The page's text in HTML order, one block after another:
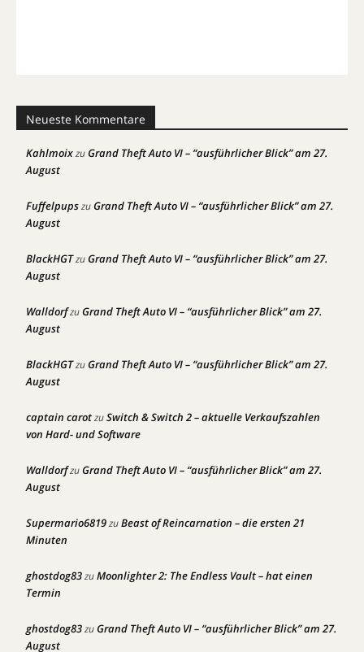
Neueste Kommentare
KahlmoixzuGrand Theft Auto VI – “ausführlicher Blick” am 27.
August
FuffelpupszuGrand Theft Auto VI – “ausführlicher Blick” am 27.
August
BlackHGTzuGrand Theft Auto VI – “ausführlicher Blick” am 27.
August
WalldorfzuGrand Theft Auto VI – “ausführlicher Blick” am 27.
August
BlackHGTzuGrand Theft Auto VI – “ausführlicher Blick” am 27.
August
captain carotzuSwitch & Switch 2 – aktuelle Verkaufszahlen
von Hard- und Software
WalldorfzuGrand Theft Auto VI – “ausführlicher Blick” am 27.
August
Supermario6819zuBeast of Reincarnation – die ersten 21
Minuten
ghostdog83zuMoonlighter 2: The Endless Vault – hat einen
Termin
ghostdog83zuGrand Theft Auto VI – “ausführlicher Blick” am 27.
August